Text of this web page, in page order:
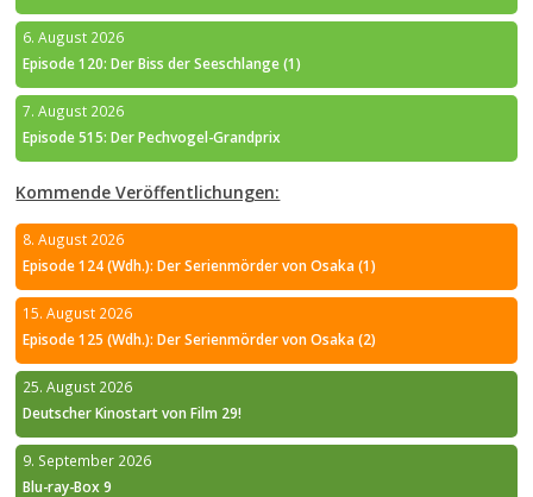
6. August 2026
Episode 120: Der Biss der Seeschlange (1)
7. August 2026
Episode 515: Der Pechvogel-Grandprix
Kommende Veröffentlichungen:
8. August 2026
Episode 124 (Wdh.): Der Serienmörder von Osaka (1)
15. August 2026
Episode 125 (Wdh.): Der Serienmörder von Osaka (2)
25. August 2026
Deutscher Kinostart von Film 29!
9. September 2026
Blu-ray-Box 9